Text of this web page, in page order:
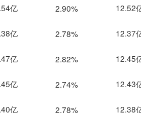
亿 2.90% 12.52
亿 2.78% 12.37
亿 2.82% 12.45
亿 2.74% 12.43
亿 2.78% 12.38